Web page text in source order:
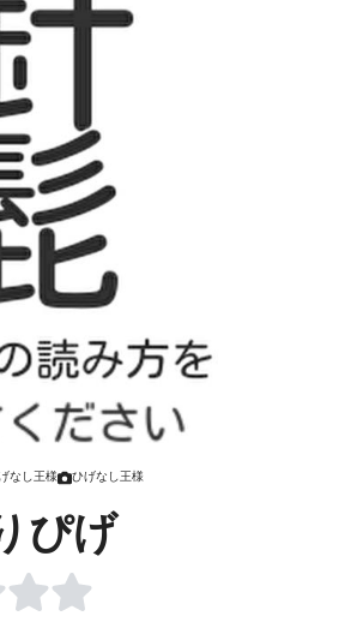
なし王様 ひげなし王様
ぴげ